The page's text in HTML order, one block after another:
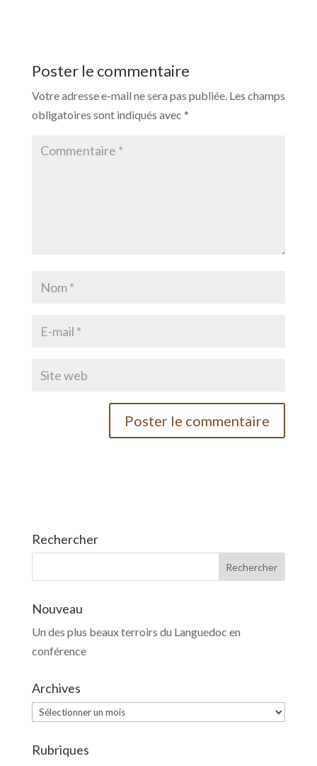
Poster le commentaire
Votre adresse e-mail ne sera pas publiée. Les champs
obligatoires sont indiqués avec *
Rechercher
Nouveau
Un des plus beaux terroirs du Languedoc en
conférence
Archives
Archives
Rubriques